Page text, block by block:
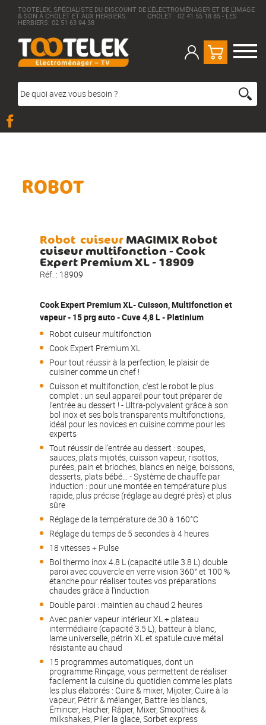
TOOTELEK, SPÉCIALISTE DU DISCOUNT DE L'ÉLECTROMÉNAGER ET DE L'IMAGE
& SON À CHOLET ET AUX HERBIERS. CHOLET : 02 41 55 18 85 - LES
HERBIERS: 02 51 63 94 38
ROBOT
RobotcuiseurMAGIMIX Robot
cuiseur multifonction - Cook
Expert Premium XL - 18909
Réf. : 18909
Cook Expert Premium XL- Cuisson, Multifonction et
vapeur - 15 prg auto - Cuve 4,8 L - Platinium
Robot cuiseur multifonction
Cook Expert Premium XL
Pour tout réussir à la perfection, le plaisir de
cuisiner comme un chef !
Cuisson et multifonction, c'est le robot le plus
complet : un seul appareil pour tout préparer de
l'entrée au dessert ! - Ultra-polyvalent grâce à son
bol inox et ses bols transparents multifonctions,
idéal pour les novices en cuisine comme pour les
experts
Tout réussir de l'entrée au dessert : soupes,
sauces, plats mijotés, cuisson vapeur, risottos,
purées, pain et brioches, blancs en neige, boissons,
desserts, plats bébé... - Système de chauffe par
induction : pour une montée en température plus
rapide, plus précise (réglage au degré près) et plus
sûre
Réglage de la température de 30 à 160°C
Réglage du temps de 5 secondes à 4 heures
18 vitesses + Pulse
Bol thermo inox 4.8 L (capacité utile 3.8 L) double
paroi avec couvercle en verre vision 360° et 100 %
étanche pour réaliser toutes vos préparations
chaudes grâce à l'induction
Double paroi : maintien au chaud 2 heures
Avec panier vapeur intérieur XL + plateau
intermédiaire (capacité 3.5 L), batteur à blanc,
lame universelle, pétrin XL et spatule cuve métal
résistante au chaud
15 programmes automatiques, dont un
programme Rinçage, vous permettent de réaliser
facilement la cuisine du quotidien comme les plats
les plus élaborés : Cuire & mixer, Mijoter, Cuire à la
vapeur, Pétrir & mélanger, Battre les blancs,
Émincer, Hacher, Râper, Mixer, Smoothies &
milkshakes, Piler la glace, Sorbet express